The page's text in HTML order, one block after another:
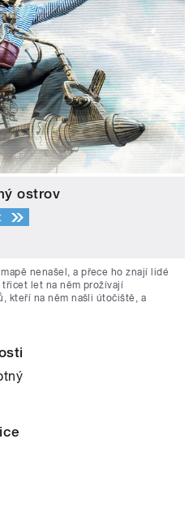
ostrov
nenašel, a přece ho znají lidé
let na něm prožívají
kteří na něm našli útočiště, a